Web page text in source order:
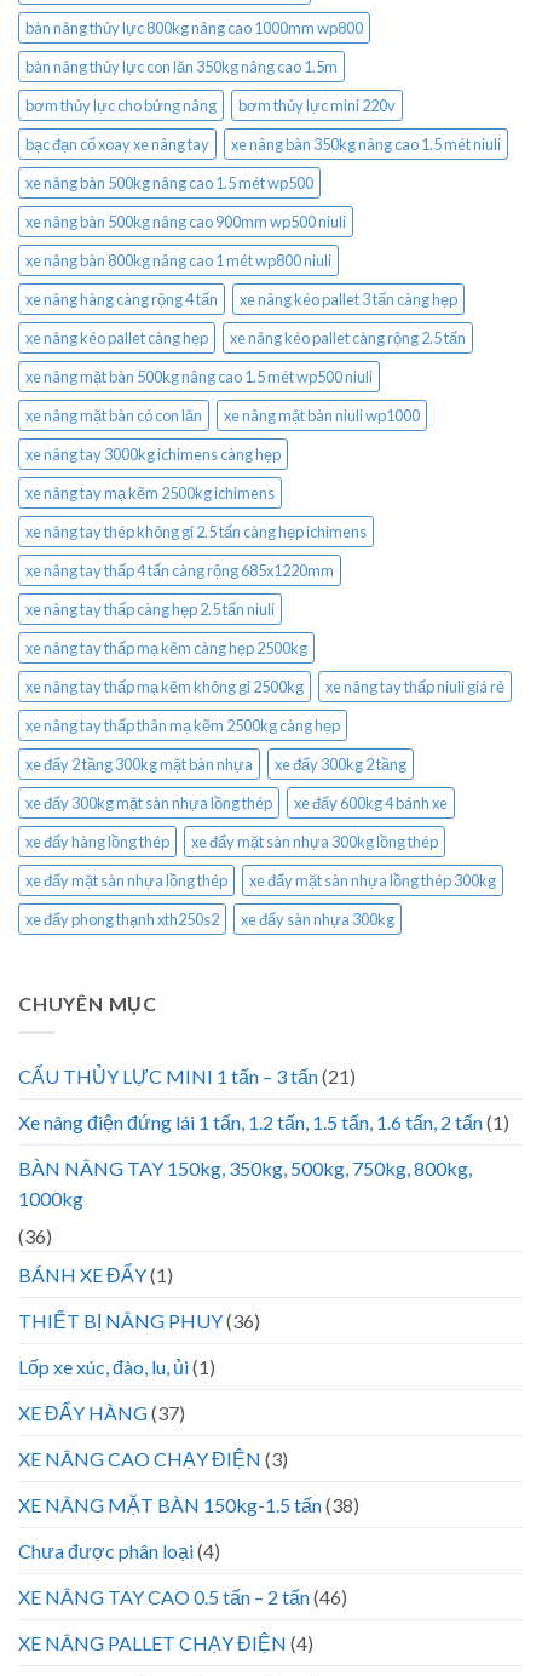
bàn nâng thủy lực 800kg nâng cao 1000mm wp800
bàn nâng thủy lực con lăn 350kg nâng cao 1.5m
bơm thủy lực cho bửng nâng
bơm thủy lực mini 220v
bạc đạn cổ xoay xe nâng tay
xe nâng bàn 350kg nâng cao 1.5 mét niuli
xe nâng bàn 500kg nâng cao 1.5 mét wp500
xe nâng bàn 500kg nâng cao 900mm wp500 niuli
xe nâng bàn 800kg nâng cao 1 mét wp800 niuli
xe nâng hàng càng rộng 4 tấn
xe nâng kéo pallet 3 tấn càng hẹp
xe nâng kéo pallet càng hẹp
xe nâng kéo pallet càng rộng 2.5 tấn
xe nâng mặt bàn 500kg nâng cao 1.5 mét wp500 niuli
xe nâng mặt bàn có con lăn
xe nâng mặt bàn niuli wp1000
xe nâng tay 3000kg ichimens càng hẹp
xe nâng tay mạ kẽm 2500kg ichimens
xe nâng tay thép không gỉ 2.5 tấn càng hẹp ichimens
xe nâng tay thấp 4 tấn càng rộng 685x1220mm
xe nâng tay thấp càng hẹp 2.5 tấn niuli
xe nâng tay thấp mạ kẽm càng hẹp 2500kg
xe nâng tay thấp mạ kẽm không gỉ 2500kg
xe nâng tay thấp niuli giá rẻ
xe nâng tay thấp thân mạ kẽm 2500kg càng hẹp
xe đẩy 2 tầng 300kg mặt bàn nhựa
xe đẩy 300kg 2 tầng
xe đẩy 300kg mặt sàn nhựa lồng thép
xe đẩy 600kg 4 bánh xe
xe đẩy hàng lồng thép
xe đẩy mặt sàn nhựa 300kg lồng thép
xe đẩy mặt sàn nhựa lồng thép
xe đẩy mặt sàn nhựa lồng thép 300kg
xe đẩy phong thạnh xth250s2
xe đẩy sàn nhựa 300kg
CHUYÊN MỤC
CẨU THỦY LỰC MINI 1 tấn – 3 tấn(21)
Xe nâng điện đứng lái 1 tấn, 1.2 tấn, 1.5 tấn, 1.6 tấn, 2 tấn(1)
BÀN NÂNG TAY 150kg, 350kg, 500kg, 750kg, 800kg,
1000kg
(36)
BÁNH XE ĐẨY(1)
THIẾT BỊ NÂNG PHUY(36)
Lốp xe xúc, đào, lu, ủi(1)
XE ĐẨY HÀNG(37)
XE NÂNG CAO CHẠY ĐIỆN (3)
XE NÂNG MẶT BÀN 150kg-1.5 tấn(38)
Chưa được phân loại(4)
XE NÂNG TAY CAO 0.5 tấn – 2 tấn(46)
XE NÂNG PALLET CHẠY ĐIỆN (4)